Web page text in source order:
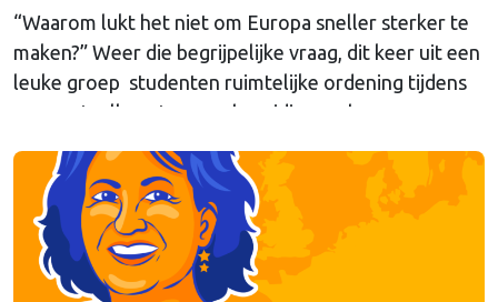
“Waarom lukt het niet om Europa sneller sterker te
maken?” Weer die begrijpelijke vraag, dit keer uit een
leuke groep studenten ruimtelijke ordening tijdens
een gastcollege ter voorbereiding op hun
van onze columnist Mendeltje van Keulen (cartoon)
aan de hand van twee stapeltjes “Brusselse post” van
deze week.